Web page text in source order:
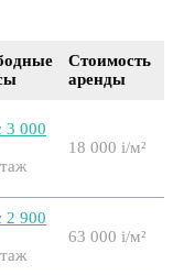
Стоимость
аренды
3 000
18 000 i/м²
2 900
63 000 i/м²